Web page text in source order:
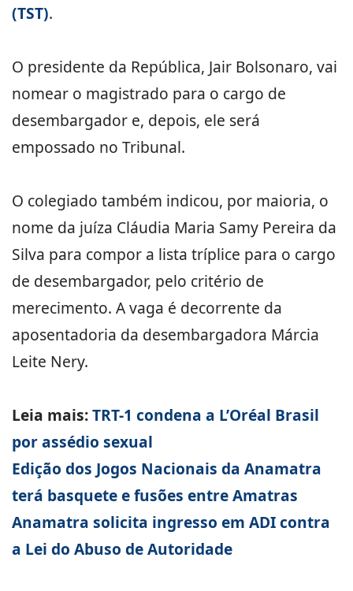
(TST).
O presidente da República, Jair Bolsonaro, vai
nomear o magistrado para o cargo de
desembargador e, depois, ele será
empossado no Tribunal.
O colegiado também indicou, por maioria, o
nome da juíza Cláudia Maria Samy Pereira da
Silva para compor a lista tríplice para o cargo
de desembargador, pelo critério de
merecimento. A vaga é decorrente da
aposentadoria da desembargadora Márcia
Leite Nery.
Leia mais:TRT-1 condena a L’Oréal Brasil
por assédio sexual
Edição dos Jogos Nacionais da Anamatra
terá basquete e fusões entre Amatras
Anamatra solicita ingresso em ADI contra
a Lei do Abuso de Autoridade